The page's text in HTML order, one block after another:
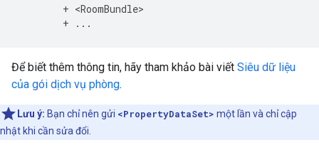
+ <RoomBundle>
+
...
Để biết thêm thông tin, hãy tham khảo bài viết Siêu dữ liệu
của gói dịch vụ phòng.
Lưu ý: Bạn chỉ nên gửi <PropertyDataSet> một lần và chỉ cập
nhật khi cần sửa đổi.